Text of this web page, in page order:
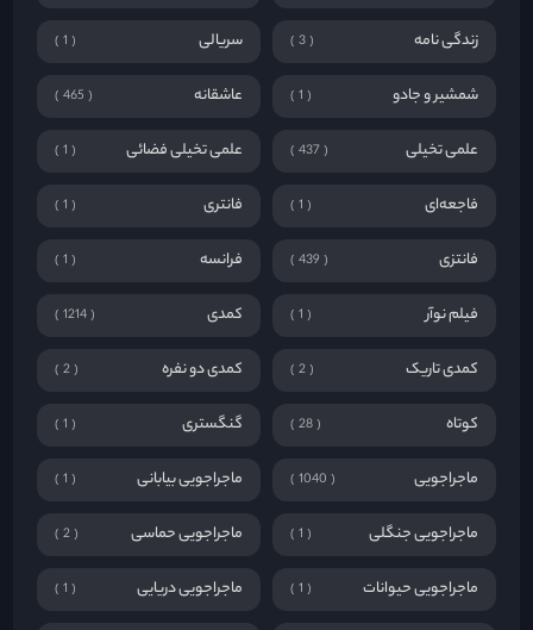
زندگی نامه 3 سریالی 1
شمشیر و جادو 1 عاشقانه 465
علمی تخیلی 437 علمی تخیلی فضائی 1
فاجعه‌ای 1 فانتری 1
فانتزی 439 فرانسه 1
فیلم نوآر 1 کمدی 1214
کمدی تاریک 2 کمدی دو نفره 2
کوتاه 28 گنگستری 1
ماجراجویی 1040 ماجراجویی بیابانی 1
ماجراجویی جنگلی 1 ماجراجویی حماسی 2
ماجراجویی حیوانات 1 ماجراجویی دریایی 1